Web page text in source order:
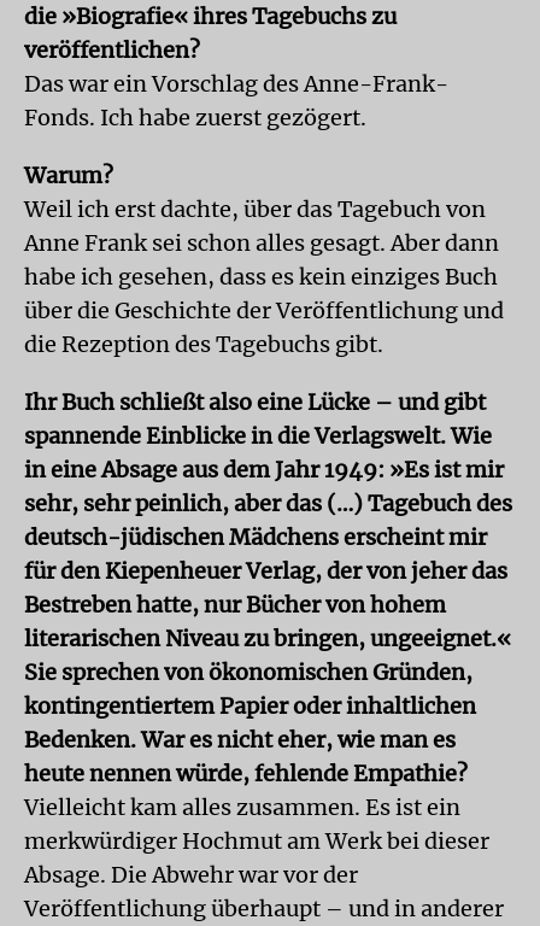
die »Biografie« ihres Tagebuchs zu
veröffentlichen?
Das war ein Vorschlag des Anne-Frank-
Fonds. Ich habe zuerst gezögert.
Warum?
Weil ich erst dachte, über das Tagebuch von
Anne Frank sei schon alles gesagt. Aber dann
habe ich gesehen, dass es kein einziges Buch
über die Geschichte der Veröffentlichung und
die Rezeption des Tagebuchs gibt.
Ihr Buch schließt also eine Lücke – und gibt
spannende Einblicke in die Verlagswelt. Wie
in eine Absage aus dem Jahr 1949: »Es ist mir
sehr, sehr peinlich, aber das (…) Tagebuch des
deutsch-jüdischen Mädchens erscheint mir
für den Kiepenheuer Verlag, der von jeher das
Bestreben hatte, nur Bücher von hohem
literarischen Niveau zu bringen, ungeeignet.«
Sie sprechen von ökonomischen Gründen,
kontingentiertem Papier oder inhaltlichen
Be­denken. War es nicht eher, wie man es
heute nennen würde, fehlende Empathie?
Vielleicht kam alles zusammen. Es ist ein
merkwürdiger Hochmut am Werk bei dieser
Absage. Die Abwehr war vor der
Veröffentlichung überhaupt – und in anderer